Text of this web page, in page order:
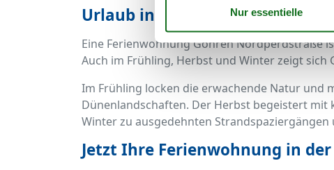
Urlaub in Göhren zu jeder
Eine Ferienwohnung Göhren Nordperdstraße
Auch im Frühling, Herbst und Winter zeigt sich
Im Frühling locken die erwachende Natur und
Dünenlandschaften. Der Herbst begeistert
Winter zu ausgedehnten
Jetzt Ihre Ferienwohnung in